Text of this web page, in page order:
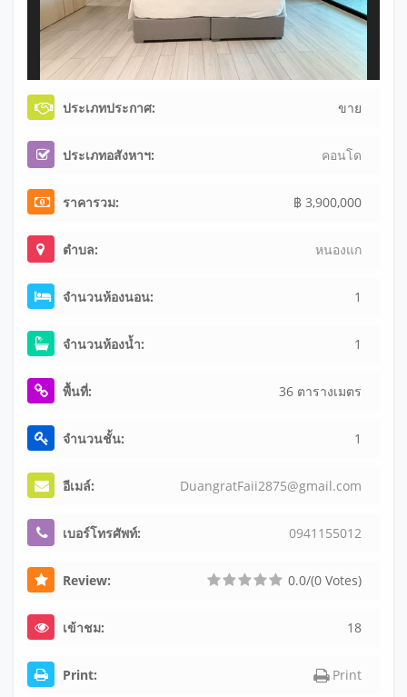
ประเภทประกาศ: ขาย
ประเภทอสังหาฯ: คอนโด
ราคารวม: ฿ 3,900,000
ตำบล: หนองแก
จำนวนห้องนอน: 1
จำนวนห้องน้ำ: 1
พื้นที่: 36 ตารางเมตร
จำนวนชั้น: 1
อีเมล์: DuangratFaii2875@gmail.com
เบอร์โทรศัพท์: 0941 155012
Review: 0.0/(0 Votes)
เข้าชม: 18
Print: Print